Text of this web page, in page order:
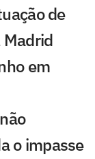
de
Madrid
em
o impasse